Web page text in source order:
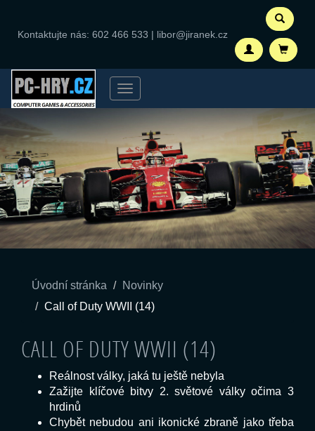
Kontaktujte nás: 602 466 533 | libor@jiranek.cz
Menu
Úvodní stránka
Novinky
Call of Duty WWII (14)
CALL OF DUTY WWII (14)
Reálnost války, jaká tu ještě nebyla
Zažijte klíčové bitvy 2. světové války očima 3
hrdinů
Chybět nebudou ani ikonické zbraně jako třeba